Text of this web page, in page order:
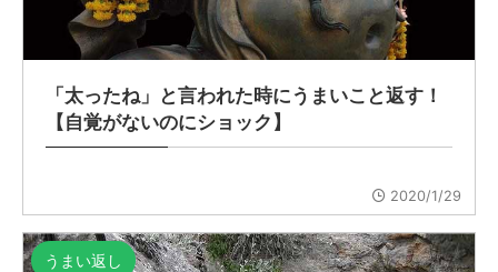
「太ったね」と言われた時にうまいこと返す！
【自覚がないのにショック】
2020/1/29
うまい返し